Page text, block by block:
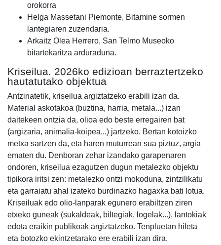
orokorra
Helga Massetani Piemonte, Bitamine sormen
lantegiaren zuzendaria.
Arkaitz Olea Herrero, San Telmo Museoko
bitartekaritza arduraduna.
Kriseilua. 2026ko edizioan berraztertzeko
hautatutako objektua
Antzinatetik, kriseilua argiztatzeko erabili izan da.
Material askotakoa (buztina, harria, metala...) izan
daitekeen ontzia da, olioa edo beste erregairen bat
(argizaria, animalia-koipea...) jartzeko. Bertan kotoizko
metxa sartzen da, eta haren muturrean sua piztuz, argia
ematen du. Denboran zehar izandako garapenaren
ondoren, kriseilua ezagutzen dugun metalezko objektu
tipikora iritsi zen: metalezko ontzi mokoduna, zintzilikatu
eta garraiatu ahal izateko burdinazko hagaxka bati lotua.
Kriseiluak edo olio-lanparak egunero erabiltzen ziren
etxeko guneak (sukaldeak, biltegiak, logelak...), lantokiak
edota eraikin publikoak argiztatzeko. Tenpluetan hileta
eta botozko ekintzetarako ere erabili izan dira.